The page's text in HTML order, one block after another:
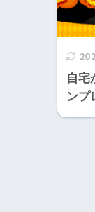
自宅
ンプ